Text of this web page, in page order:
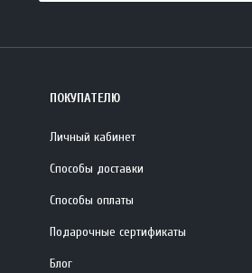
ПОКУПАТЕЛЮ
Личный кабинет
Способы доставки
Способы оплаты
Подарочные сертификаты
Блог